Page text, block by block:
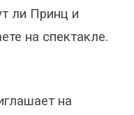
ли Принц и
на спектакле.
на